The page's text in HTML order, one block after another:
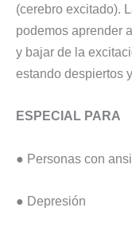
(cerebro excitado).
podemos aprender
y bajar de la
estando despiertos
ESPECIAL PARA
● Personas con
● Depresión